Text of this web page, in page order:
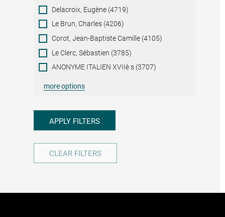
Delacroix, Eugène (4719)
Le Brun, Charles (4206)
Corot, Jean-Baptiste Camille (4105)
Le Clerc, Sébastien (3785)
ANONYME ITALIEN XVIIè s (3707)
more options
APPLY FILTERS
CLEAR FILTERS